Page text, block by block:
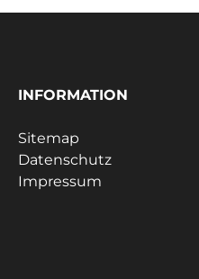
INFORMATION
Sitemap
Datenschutz
Impressum